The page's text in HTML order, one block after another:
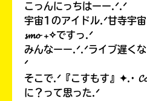
こっんにっちはーー.ᐟ.ᐟ
宇宙1のアイドル.ᐟ甘寺宇
𝓼𝓶𝓸 ₊✧ですっ.ᐟ
みんなーー.ᐟ.ᐟライブ遅く
ᐟ
そこで.ᐟ『こすもす』✦.·
に？って思った.ᐟ